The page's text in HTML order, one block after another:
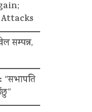
सम्पन्न,
“सभापति